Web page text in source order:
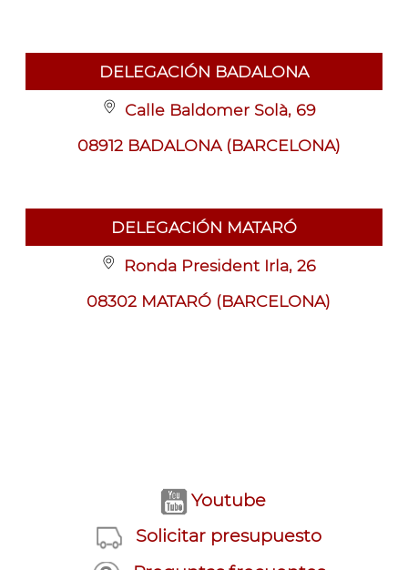
DELEGACIÓN BADALONA
Calle Baldomer Solà, 69
08912 BADALONA (BARCELONA)
DELEGACIÓN MATARÓ
Ronda President Irla, 26
08302 MATARÓ (BARCELONA)
Youtube
Solicitar presupuesto